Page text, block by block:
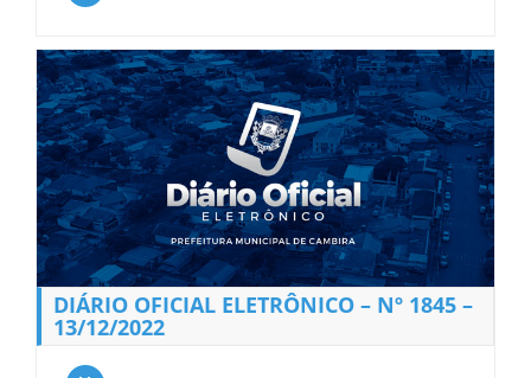
DIÁRIO OFICIAL ELETRÔNICO – Nº 1845 –
13/12/2022